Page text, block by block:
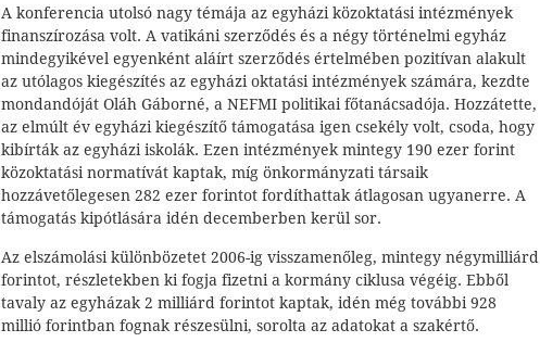
A konferencia utolsó nagy témája az egyházi közoktatási intézmények
finanszírozása volt. A vatikáni szerződés és a négy történelmi egyház
mindegyikével egyenként aláírt szerződés értelmében pozitívan alakult
az utólagos kiegészítés az egyházi oktatási intézmények számára, kezdte
mondandóját Oláh Gáborné, a NEFMI politikai főtanácsadója. Hozzátette,
az elmúlt év egyházi kiegészítő támogatása igen csekély volt, csoda, hogy
kibírták az egyházi iskolák. Ezen intézmények mintegy 190 ezer forint
közoktatási normatívát kaptak, míg önkormányzati társaik
hozzávetőlegesen 282 ezer forintot fordíthattak átlagosan ugyanerre. A
támogatás kipótlására idén decemberben kerül sor.
Az elszámolási különbözetet 2006-ig visszamenőleg, mintegy négymilliárd
forintot, részletekben ki fogja fizetni a kormány ciklusa végéig. Ebből
tavaly az egyházak 2 milliárd forintot kaptak, idén még további 928
millió forintban fognak részesülni, sorolta az adatokat a szakértő.